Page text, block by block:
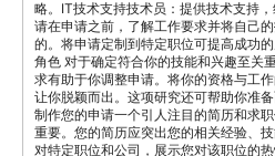
略。IT技术支持技术员：提供技术支持
请在申请之前，了解工作要求并将自己
的。将申请定制到特定职位可提高成功
角色 对于确定符合你的技能和兴趣至关
求有助于你调整申请。将你的资格与工
让你脱颖而出。这项研究还可帮助你准
制作您的申请一个引人注目的简历和求
重要。您的简历应突出您的相关经验、
对特定职位和公司，展示您对该职位的